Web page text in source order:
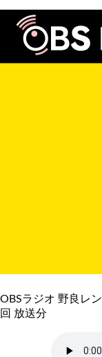
OBSラジオ 野良レ
回 放送分